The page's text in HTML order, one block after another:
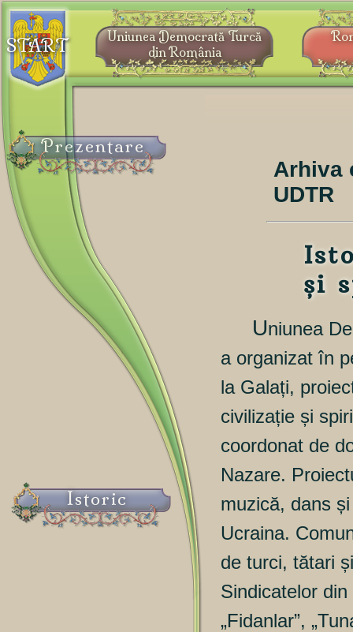
START
Prezentare
Istoric
Uniunea Democrată Turcă
din România
Arhiva
UDTR
și
Uniunea
a organizat în
la Galați,
civilizație și
coordonat de
Nazare.
muzică, dans
Ucraina.
de turci, tătari
Sindicatelor
„Fidanlar”,